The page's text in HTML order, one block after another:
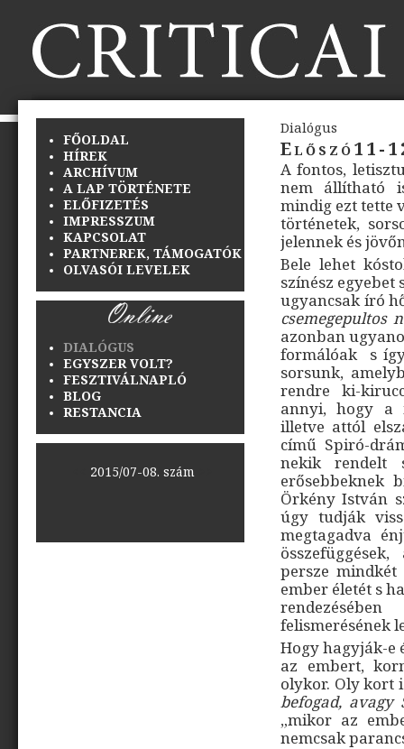
FŐOLDAL
HÍREK
ARCHÍVUM
A LAP TÖRTÉNETE
ELŐFIZETÉS
IMPRESSZUM
KAPCSOLAT
PARTNEREK, TÁMOGATÓK
OLVASÓI LEVELEK
DIALÓGUS
EGYSZER VOLT?
FESZTIVÁLNAPLÓ
BLOG
RESTANCIA
2015/07-08. szám>>
Dialógus
Előszó11-
A fontos,
nem állítható
mindig ezt tette
történetek,
jelennek és
Bele lehet
színész egyebet
ugyancsak író
csemegepultos
azonban
formálóak s
sorsunk,
rendre ki-
annyi, hogy a
illetve attól
című Spiró-
nekik rendelt
erősebbeknek
Örkény István
úgy tudják
megtagadva
persze
ember életét s
felismerésének
Hogy hagyják-e
az embert,
olykor. Oly kort
befogad, avagy
„mikor az
nemcsak